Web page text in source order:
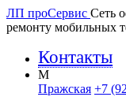
ЛП проСервис Сеть
ремонту мобильных
Контакты
M
Пражская +7